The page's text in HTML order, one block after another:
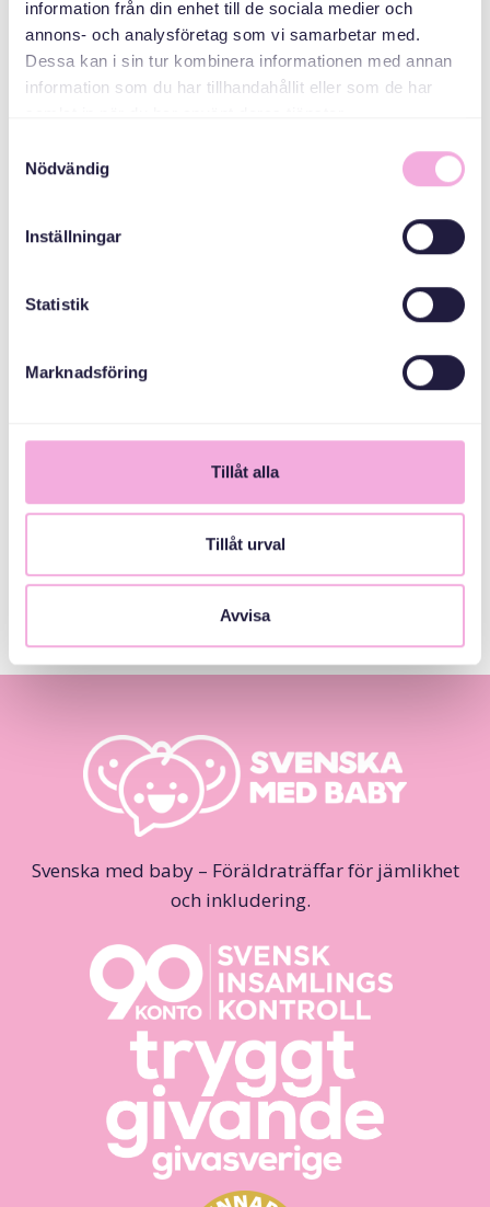
information från din enhet till de sociala medier och
annons- och analysföretag som vi samarbetar med.
Dessa kan i sin tur kombinera informationen med annan
information som du har tillhandahållit eller som de har
Nödvändig
Inställningar
Statistik
Marknadsföring
Tillåt alla
Tillåt urval
Avvisa
Svenska med baby – Föräldraträffar för jämlikhet
och inkludering.